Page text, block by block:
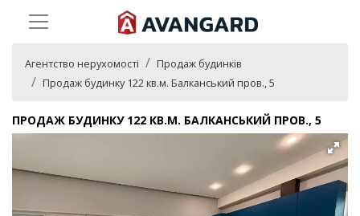
Агентство нерухомості
Продаж будинків
Продаж будинку 122 кв.м. Балканський пров., 5
ПРОДАЖ БУДИНКУ 122 КВ.М. БАЛКАНСЬКИЙ ПРОВ., 5